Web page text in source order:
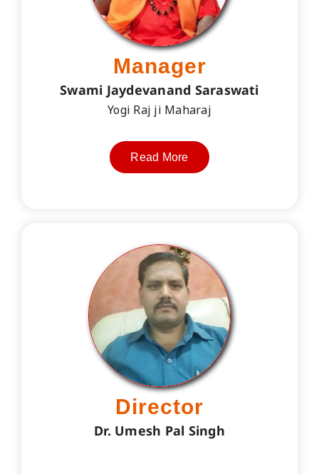
Manager
Swami Jaydevanand Saraswati
Yogi Raj ji Maharaj
Read More
Director
Dr. Umesh Pal Singh